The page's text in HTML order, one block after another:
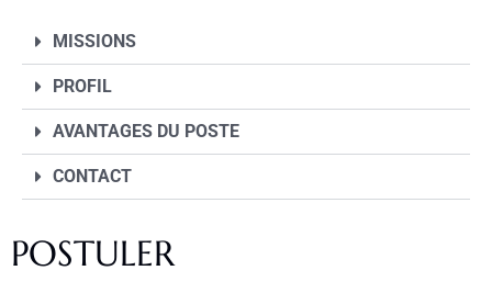
MISSIONS
PROFIL
AVANTAGES DU POSTE
CONTACT
POSTULER